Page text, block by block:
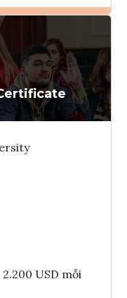
Interlink
USD mỗi